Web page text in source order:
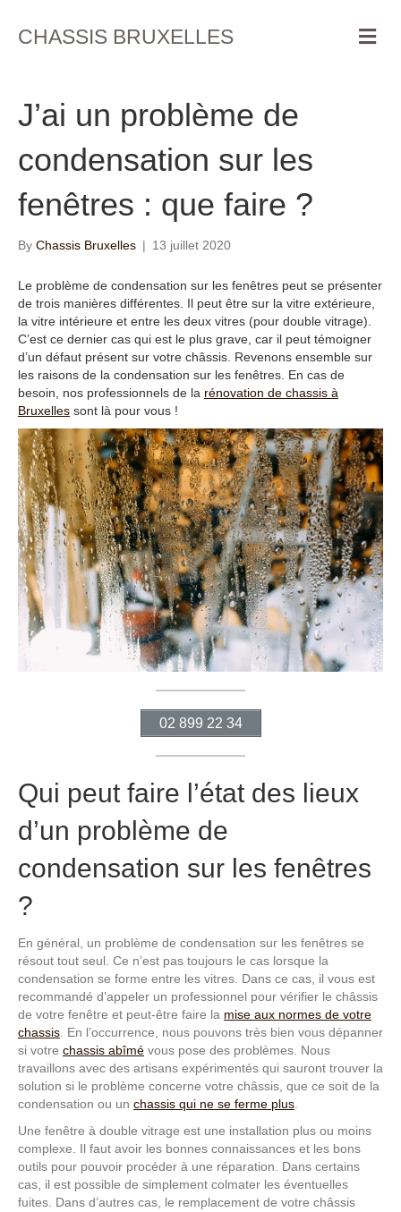
CHASSIS BRUXELLES M
e
J’ai un problème de
condensation sur les
fenêtres : que faire ?
By Chassis Bruxelles | 13 juillet 2020
Le problème de condensation sur les fenêtres peut se présenter
de trois manières différentes. Il peut être sur la vitre extérieure,
la vitre intérieure et entre les deux vitres (pour double vitrage).
C’est ce dernier cas qui est le plus grave, car il peut témoigner
d’un défaut présent sur votre châssis. Revenons ensemble sur
les raisons de la condensation sur les fenêtres. En cas de
besoin, nos professionnels de la rénovation de chassis à
Bruxelles sont là pour vous !
02 899 22 34
Qui peut faire l’état des lieux
d’un problème de
condensation sur les fenêtres
?
En général, un problème de condensation sur les fenêtres se
résout tout seul. Ce n’est pas toujours le cas lorsque la
condensation se forme entre les vitres. Dans ce cas, il vous est
recommandé d’appeler un professionnel pour vérifier le châssis
de votre fenêtre et peut-être faire la mise aux normes de votre
chassis . En l’occurrence, nous pouvons très bien vous dépanner
si votre chassis abîmé vous pose des problèmes. Nous
travaillons avec des artisans expérimentés qui sauront trouver la
solution si le problème concerne votre châssis, que ce soit de la
condensation ou un chassis qui ne se ferme plus
Une fenêtre à double vitrage est une installation plus ou moins
complexe. Il faut avoir les bonnes connaissances et les bons
outils pour pouvoir procéder à une réparation. Dans certains
cas, il est possible de simplement colmater les éventuelles
fuites. Dans d’autres cas, le remplacement de votre châssis